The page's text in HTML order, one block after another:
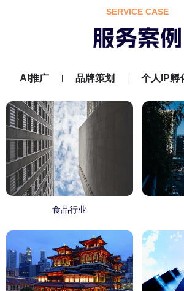
SERVICE CASE
AI推广 品牌策划 个人IP孵
食品行业